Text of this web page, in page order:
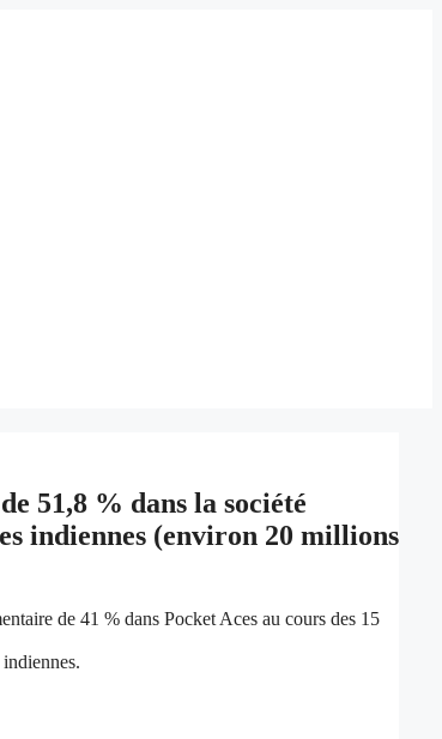
51,8 % dans la société
indiennes (environ 20 millions
de 41 % dans Pocket Aces au cours des 15